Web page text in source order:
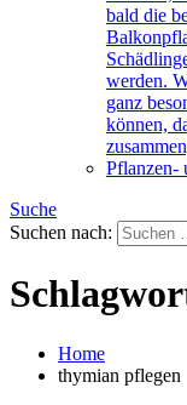
bald die
werden.
ganz
können,
Pflanzen-
Suche
Suchen nach:
Home
thymian pflegen